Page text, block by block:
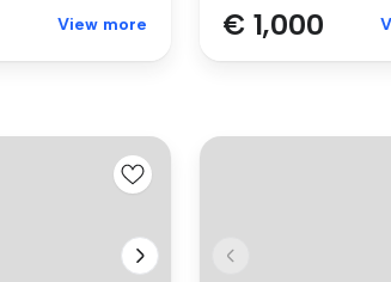
View more € 1,000